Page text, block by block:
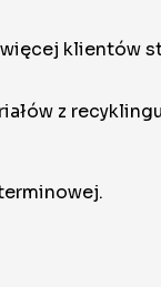
klientów
z